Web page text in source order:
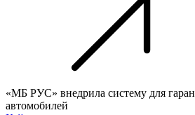
«МБ РУС» внедрила систему для
автомобилей